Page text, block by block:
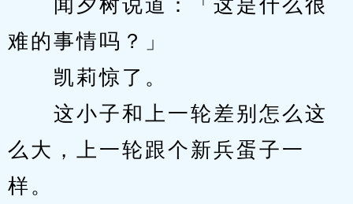
闻夕树说道：「这是什么很
难的事情吗？」
凯莉惊了。
这小子和上一轮差别怎么这
么大，上一轮跟个新兵蛋子一
样。